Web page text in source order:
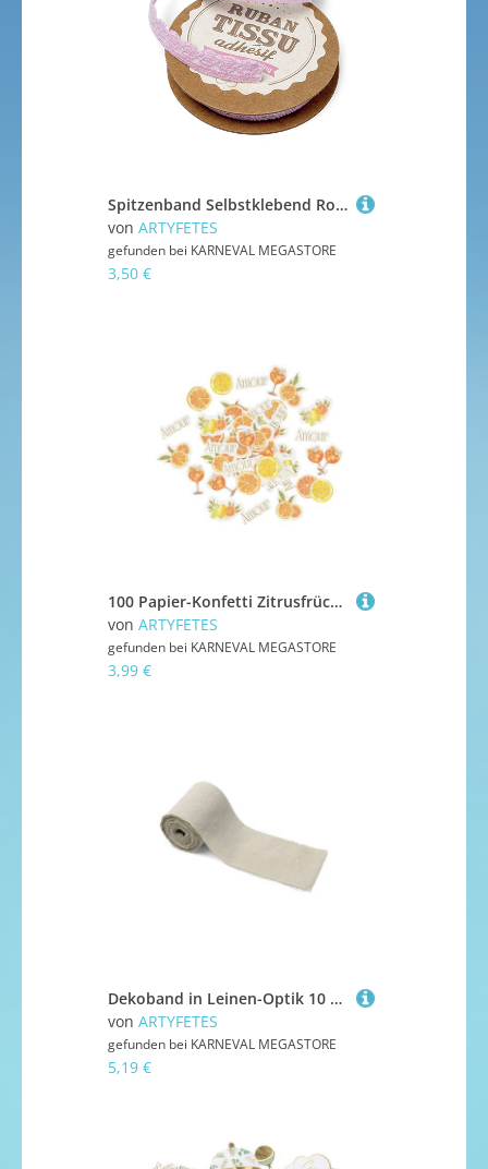
Spitzenband Selbstklebend Rosa 10 mm x 2 m
von ARTYFETES
gefunden bei KARNEVAL MEGASTORE
3,50 €
100 Papier-Konfetti Zitrusfrüchte 1,5 bis 3 cm
von ARTYFETES
gefunden bei KARNEVAL MEGASTORE
3,99 €
Dekoband in Leinen-Optik 10 cm x 10 m für Hochzeits-Tischdeko
von ARTYFETES
gefunden bei KARNEVAL MEGASTORE
5,19 €